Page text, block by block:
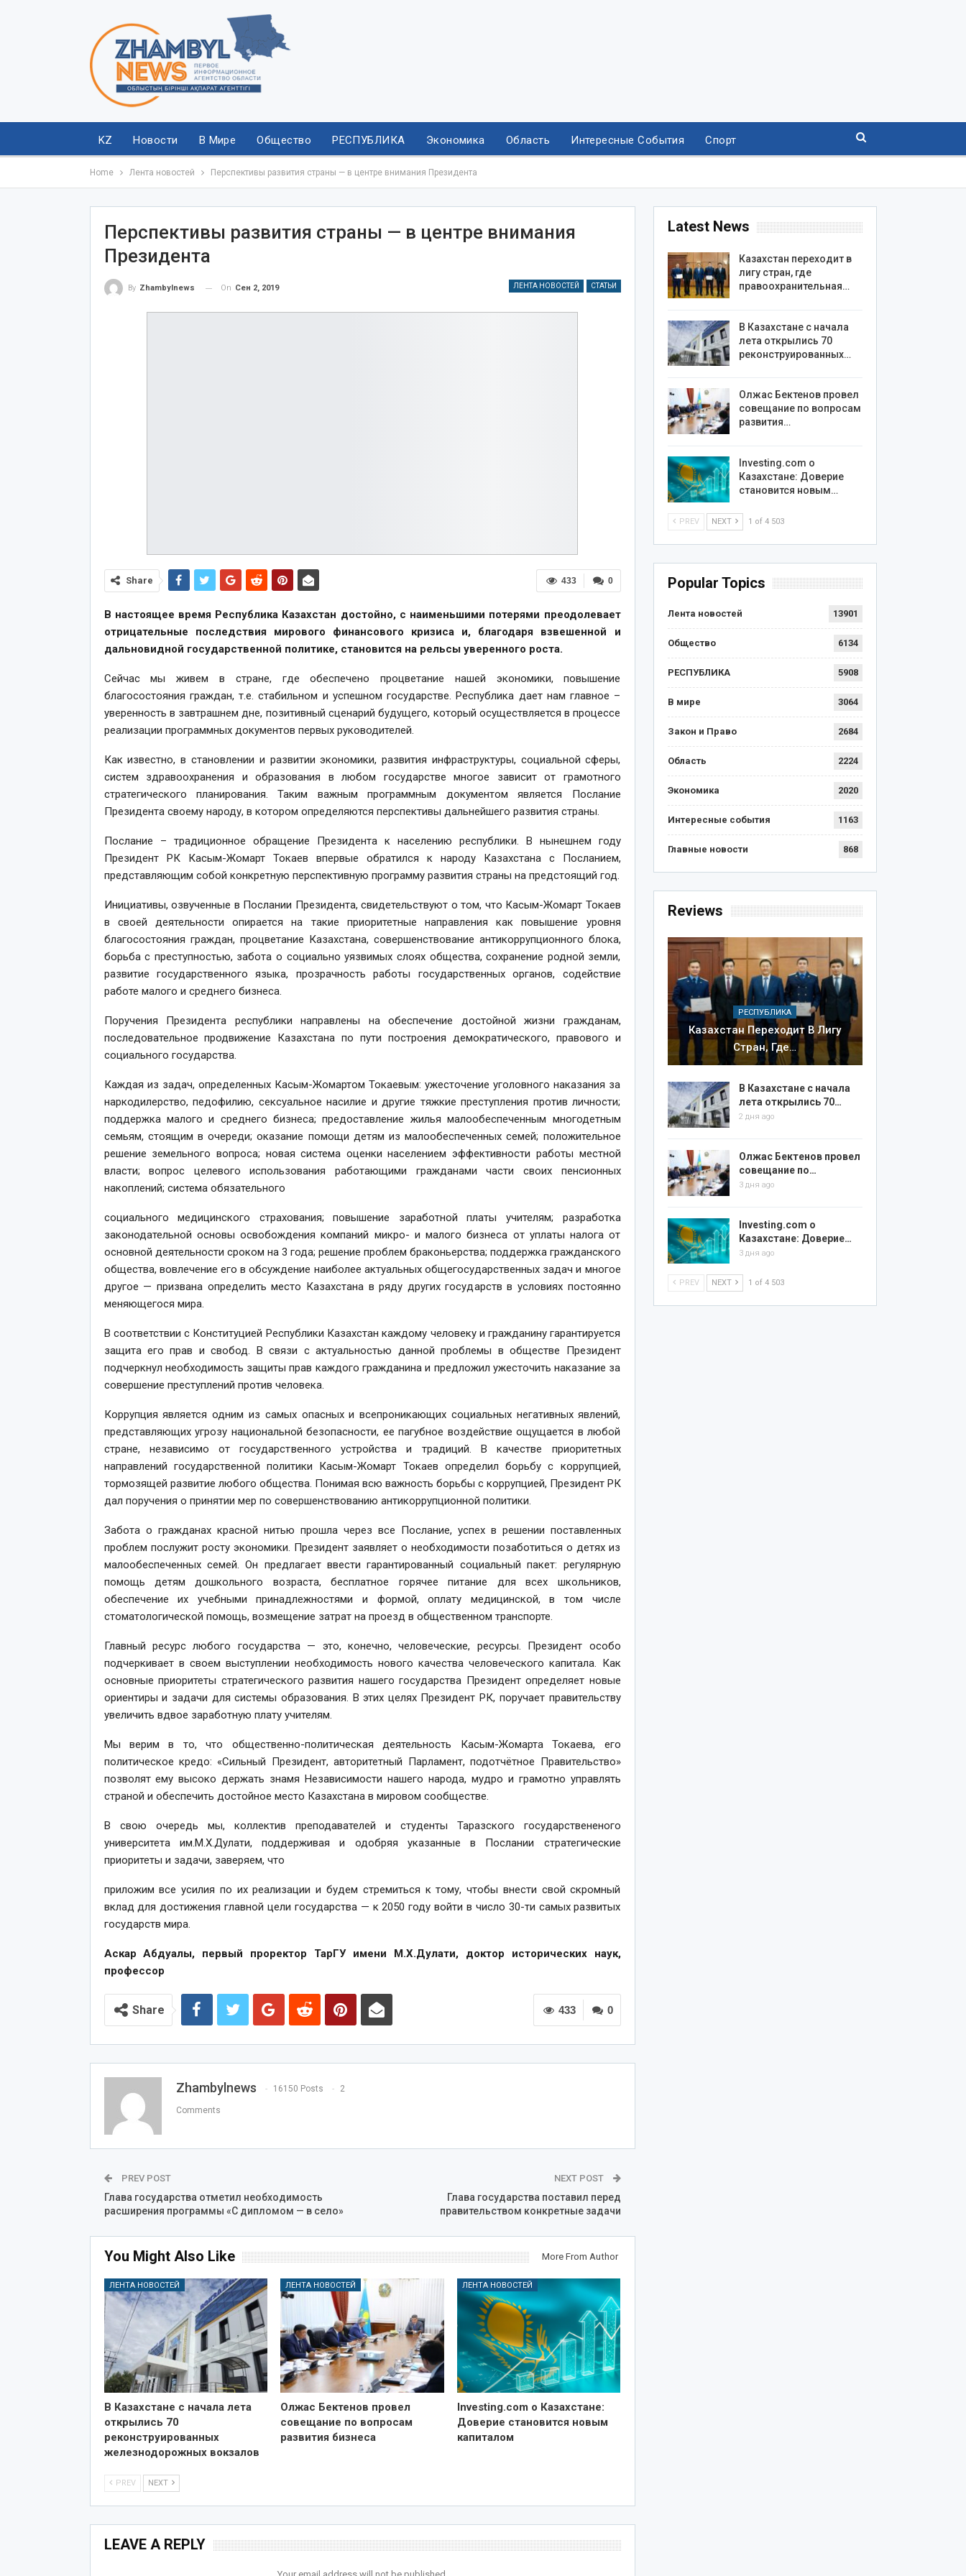
KZ Новости В Мире Общество РЕСПУБЛИКА Экономика Область Интересные События Спорт
Home Лента новостей Перспективы развития страны — в центре внимания Президента
Перспективы развития страны — в центре внимания
Президента
ЛЕНТА НОВОСТЕЙ СТАТЬИ
By Zhambylnews On Сен 2, 2019
0
433
Share
В настоящее время Республика Казахстан достойно, с наименьшими потерями преодолевает
отрицательные последствия мирового финансового кризиса и, благодаря взвешенной и
дальновидной государственной политике, становится на рельсы уверенного роста.
Сейчас мы живем в стране, где обеспечено процветание нашей экономики, повышение
благосостояния граждан, т.е. стабильном и успешном государстве. Республика дает нам главное –
уверенность в завтрашнем дне, позитивный сценарий будущего, который осуществляется в процессе
реализации программных документов первых руководителей.
Как известно, в становлении и развитии экономики, развития инфраструктуры, социальной сферы,
систем здравоохранения и образования в любом государстве многое зависит от грамотного
стратегического планирования. Таким важным программным документом является Послание
Президента своему народу, в котором определяются перспективы дальнейшего развития страны.
Послание – традиционное обращение Президента к населению республики. В нынешнем году
Президент РК Касым-Жомарт Токаев впервые обратился к народу Казахстана с Посланием,
представляющим собой конкретную перспективную программу развития страны на предстоящий год.
Инициативы, озвученные в Послании Президента, свидетельствуют о том, что Касым-Жомарт Токаев
в своей деятельности опирается на такие приоритетные направления как повышение уровня
благосостояния граждан, процветание Казахстана, совершенствование антикоррупционного блока,
борьба с преступностью, забота о социально уязвимых слоях общества, сохранение родной земли,
развитие государственного языка, прозрачность работы государственных органов, содействие
работе малого и среднего бизнеса.
Поручения Президента республики направлены на обеспечение достойной жизни гражданам,
последовательное продвижение Казахстана по пути построения демократического, правового и
социального государства.
Каждая из задач, определенных Касым-Жомартом Токаевым: ужесточение уголовного наказания за
наркодилерство, педофилию, сексуальное насилие и другие тяжкие преступления против личности;
поддержка малого и среднего бизнеса; предоставление жилья малообеспеченным многодетным
семьям, стоящим в очереди; оказание помощи детям из малообеспеченных семей; положительное
решение земельного вопроса; новая система оценки населением эффективности работы местной
власти; вопрос целевого использования работающими гражданами части своих пенсионных
накоплений; система обязательного
социального медицинского страхования; повышение заработной платы учителям; разработка
законодательной основы освобождения компаний микро- и малого бизнеса от уплаты налога от
основной деятельности сроком на 3 года; решение проблем браконьерства; поддержка гражданского
общества, вовлечение его в обсуждение наиболее актуальных общегосударственных задач и многое
другое — призвана определить место Казахстана в ряду других государств в условиях постоянно
меняющегося мира.
В соответствии с Конституцией Республики Казахстан каждому человеку и гражданину гарантируется
защита его прав и свобод. В связи с актуальностью данной проблемы в обществе Президент
подчеркнул необходимость защиты прав каждого гражданина и предложил ужесточить наказание за
совершение преступлений против человека.
Коррупция является одним из самых опасных и всепроникающих социальных негативных явлений,
представляющих угрозу национальной безопасности, ее пагубное воздействие ощущается в любой
стране, независимо от государственного устройства и традиций. В качестве приоритетных
направлений государственной политики Касым-Жомарт Токаев определил борьбу с коррупцией,
тормозящей развитие любого общества. Понимая всю важность борьбы с коррупцией, Президент РК
дал поручения о принятии мер по совершенствованию антикоррупционной политики.
Забота о гражданах красной нитью прошла через все Послание, успех в решении поставленных
проблем послужит росту экономики. Президент заявляет о необходимости позаботиться о детях из
малообеспеченных семей. Он предлагает ввести гарантированный социальный пакет: регулярную
помощь детям дошкольного возраста, бесплатное горячее питание для всех школьников,
обеспечение их учебными принадлежностями и формой, оплату медицинской, в том числе
стоматологической помощь, возмещение затрат на проезд в общественном транспорте.
Главный ресурс любого государства — это, конечно, человеческие, ресурсы. Президент особо
подчеркивает в своем выступлении необходимость нового качества человеческого капитала. Как
основные приоритеты стратегического развития нашего государства Президент определяет новые
ориентиры и задачи для системы образования. В этих целях Президент РК, поручает правительству
увеличить вдвое заработную плату учителям.
Мы верим в то, что общественно-политическая деятельность Касым-Жомарта Токаева, его
политическое кредо: «Сильный Президент, авторитетный Парламент, подотчётное Правительство»
позволят ему высоко держать знамя Независимости нашего народа, мудро и грамотно управлять
страной и обеспечить достойное место Казахстана в мировом сообществе.
В свою очередь мы, коллектив преподавателей и студенты Таразского государствененого
университета им.М.Х.Дулати, поддерживая и одобряя указанные в Послании стратегические
приоритеты и задачи, заверяем, что
приложим все усилия по их реализации и будем стремиться к тому, чтобы внести свой скромный
вклад для достижения главной цели государства — к 2050 году войти в число 30-ти самых развитых
государств мира.
Аскар Абдуалы, первый проректор ТарГУ имени М.Х.Дулати, доктор исторических наук,
профессор
0
433
Share
Zhambylnews 16150 Posts 2
Comments
PREV POST
Глава государства отметил необходимость
расширения программы «С дипломом — в село»
NEXT POST
Глава государства поставил перед
правительством конкретные задачи
You Might Also Like More From Author
ЛЕНТА НОВОСТЕЙ
В Казахстане с начала лета
открылись 70
реконструированных
железнодорожных вокзалов
ЛЕНТА НОВОСТЕЙ
Олжас Бектенов провел
совещание по вопросам
развития бизнеса
ЛЕНТА НОВОСТЕЙ
Investing.com о Казахстане:
Доверие становится новым
капиталом
PREV NEXT
LEAVE A REPLY
Latest News
Казахстан переходит в
лигу стран, где
правоохранительная…
В Казахстане с начала
лета открылись 70
реконструированных…
Олжас Бектенов провел
совещание по вопросам
развития…
Investing.com о
Казахстане: Доверие
становится новым…
PREV NEXT 1 of 4 503
Popular Topics
Лента новостей 13901
Общество 6134
РЕСПУБЛИКА 5908
В мире 3064
Закон и Право 2684
Область 2224
Экономика 2020
Интересные события 1163
Главные новости 868
Reviews
РЕСПУБЛИКА
Казахстан Переходит В Лигу
Стран, Где…
В Казахстане с начала
лета открылись 70…
2 дня ago
Олжас Бектенов провел
совещание по…
3 дня ago
Investing.com о
Казахстане: Доверие…
3 дня ago
PREV NEXT 1 of 4 503